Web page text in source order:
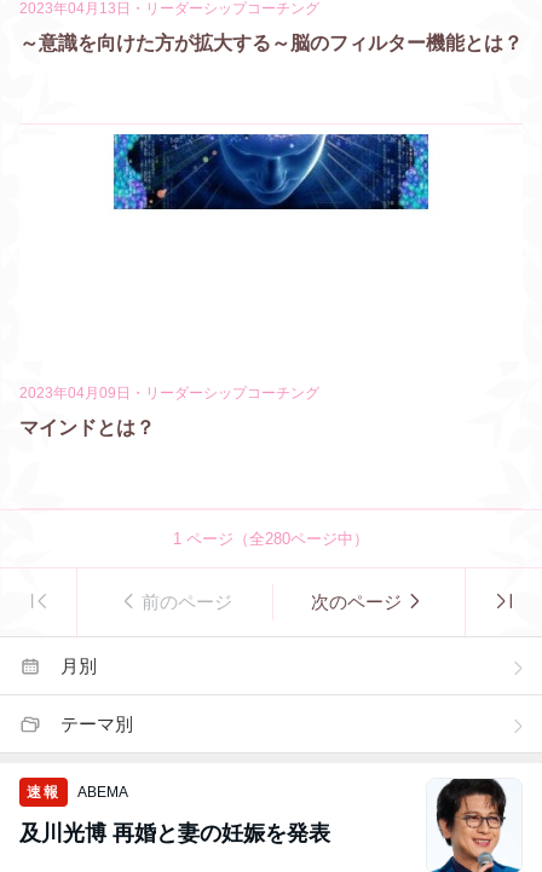
2023年04月13日 ・ リーダーシップコーチング
～意識を向けた方が拡大する～脳のフィルター機能とは？
2023年04月09日 ・ リーダーシップコーチング
マインドとは？
1 ページ（全280ページ中）
前のページ 次のページ
月別
テーマ別
速報 ABEMA
及川光博 再婚と妻の妊娠を発表